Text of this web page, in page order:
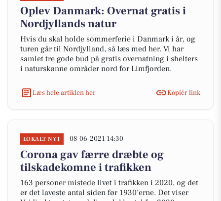
Oplev Danmark: Overnat gratis i
Nordjyllands natur
Hvis du skal holde sommerferie i Danmark i år, og
turen går til Nordjylland, så læs med her. Vi har
samlet tre gode bud på gratis overnatning i shelters
i naturskønne områder nord for Limfjorden.
Læs hele artiklen her Kopiér link
LOKALT NYT 08-06-2021 14:30
Corona gav færre dræbte og
tilskadekomne i trafikken
163 personer mistede livet i trafikken i 2020, og det
er det laveste antal siden før 1930’erne. Det viser